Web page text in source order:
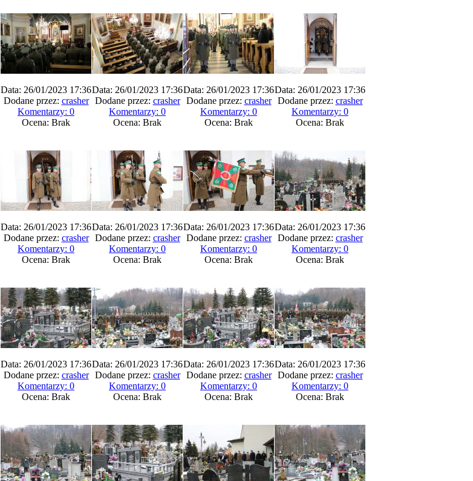
Data: 26/01/2023 17:36
Dodane przez: crasher
Komentarzy: 0
Ocena: Brak
Data: 26/01/2023 17:36
Dodane przez: crasher
Komentarzy: 0
Ocena: Brak
Data: 26/01/2023 17:36
Dodane przez: crasher
Komentarzy: 0
Ocena: Brak
Data: 26/01/2023 17:36
Dodane przez: crasher
Komentarzy: 0
Ocena: Brak
Data: 26/01/2023 17:36
Dodane przez: crasher
Komentarzy: 0
Ocena: Brak
Data: 26/01/2023 17:36
Dodane przez: crasher
Komentarzy: 0
Ocena: Brak
Data: 26/01/2023 17:36
Dodane przez: crasher
Komentarzy: 0
Ocena: Brak
Data: 26/01/2023 17:36
Dodane przez: crasher
Komentarzy: 0
Ocena: Brak
Data: 26/01/2023 17:36
Dodane przez: crasher
Komentarzy: 0
Ocena: Brak
Data: 26/01/2023 17:36
Dodane przez: crasher
Komentarzy: 0
Ocena: Brak
Data: 26/01/2023 17:36
Dodane przez: crasher
Komentarzy: 0
Ocena: Brak
Data: 26/01/2023 17:36
Dodane przez: crasher
Komentarzy: 0
Ocena: Brak